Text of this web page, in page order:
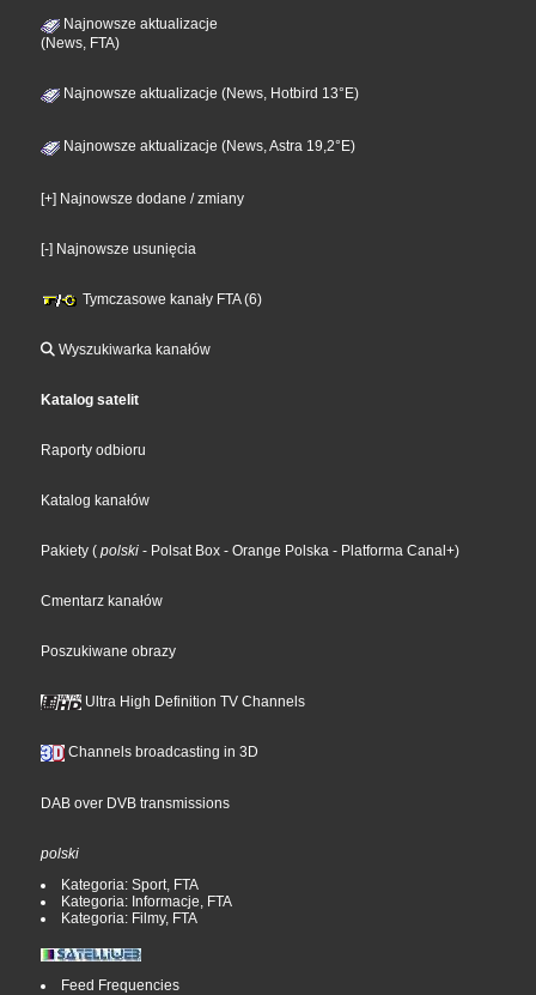
Najnowsze aktualizacje
(News, FTA)
Najnowsze aktualizacje (News, Hotbird 13°E)
Najnowsze aktualizacje (News, Astra 19,2°E)
[+] Najnowsze dodane / zmiany
[-] Najnowsze usunięcia
Tymczasowe kanały FTA (6)
Wyszukiwarka kanałów
Katalog satelit
Raporty odbioru
Katalog kanałów
Pakiety ( polski - Polsat Box - Orange Polska - Platforma Canal+)
Cmentarz kanałów
Poszukiwane obrazy
Ultra High Definition TV Channels
Channels broadcasting in 3D
DAB over DVB transmissions
polski
Kategoria: Sport, FTA
Kategoria: Informacje, FTA
Kategoria: Filmy, FTA
Feed Frequencies